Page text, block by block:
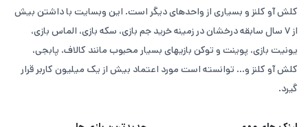
کلش آو کلنز و بسیاری از واحدهای دیگر است. این وبسایت با داشتن بیش
از ۷ سال سابقه درخشان در زمینه خرید جم بازی، سکه بازی، الماس بازی،
یونیت بازی، پوینت و توکن بازیهای بسیار محبوب مانند کالاف، پابجی،
کلش آو کلنز و... توانسته است مورد اعتماد بیش از یک میلیون کاربر قرار
گیرد.